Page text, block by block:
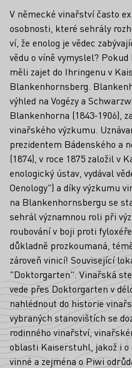
Fakta
V německé vinařství často
osobnosti, které sehrály
ví, že enolog je vědec
vědu o víně vymyslel?
měli zajet do Ihringenu v
Blankenhornsberg.
výhled na Vogézy a
Blankenhorna (1843-1906),
vinařského výzkumu.
prezidentem Bádenského a
(1874), v roce 1875 založil v
enologický ústav, vydával
Oenology") a díky výzkumu
na Blankenhornsbergu se
sehrál významnou roli při
roubování v boji proti
důkladně prozkoumaná,
zároveň vinicí! Související
"Doktorgarten". Vinařská
vede přes Doktorgarten v
nahlédnout do historie
vybraných stanovištích se
rodinného vinařství,
oblasti Kaiserstuhl, jakož i o
vinné a zejména o Piwi